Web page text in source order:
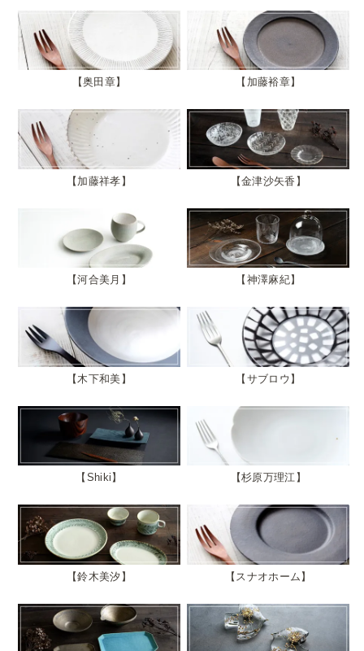
奥田章 加藤裕章
加藤祥孝 金津沙矢香
河合美月 神澤麻紀
木下和美 サブロウ
Shiki 杉原万理江
鈴木美汐 スナオホーム